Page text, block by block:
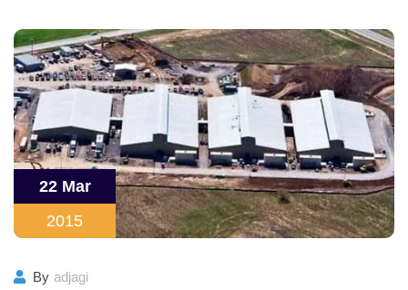
22 Mar
2015
By adjagi